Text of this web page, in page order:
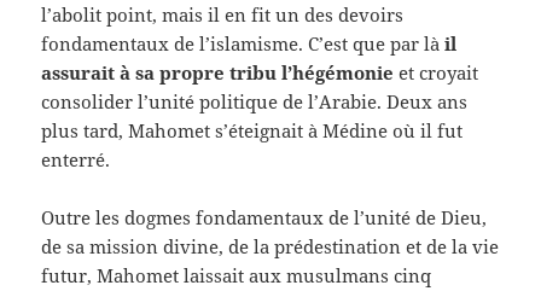
l’abolit point, mais il en fit un des devoirs
fondamentaux de l’islamisme. C’est que par là il
assurait à sa propre tribu l’hégémonie et croyait
consolider l’unité politique de l’Arabie. Deux ans
plus tard, Mahomet s’éteignait à Médine où il fut
enterré.
Outre les dogmes fondamentaux de l’unité de Dieu,
de sa mission divine, de la prédestination et de la vie
futur, Mahomet laissait aux musulmans cinq